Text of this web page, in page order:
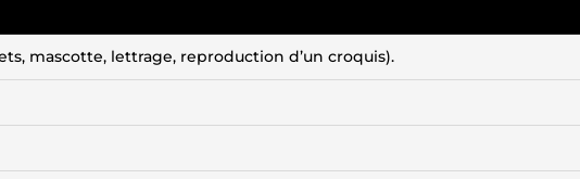
mascotte, lettrage, reproduction d’un croquis).